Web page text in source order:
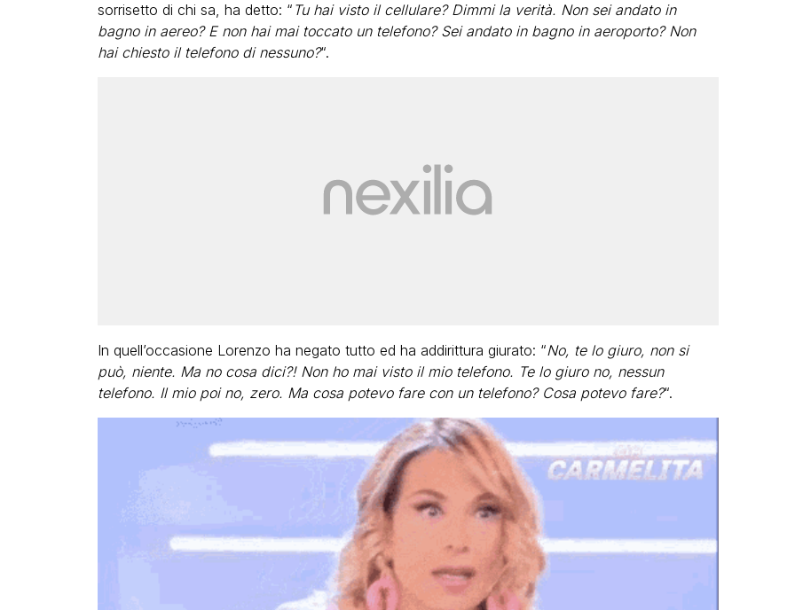
sorrisetto di chi sa, ha detto: “ Tu hai visto il cellulare? Dimmi la verità. Non sei andato in
bagno in aereo? E non hai mai toccato un telefono? Sei andato in bagno in aeroporto? Non
hai chiesto il telefono di nessuno?“.
In quell’occasione Lorenzo ha negato tutto ed ha addirittura giurato: “No, te lo giuro, non si
può, niente. Ma no cosa dici?! Non ho mai visto il mio telefono. Te lo giuro no, nessun
telefono. Il mio poi no, zero. Ma cosa potevo fare con un telefono? Cosa potevo fare?“.